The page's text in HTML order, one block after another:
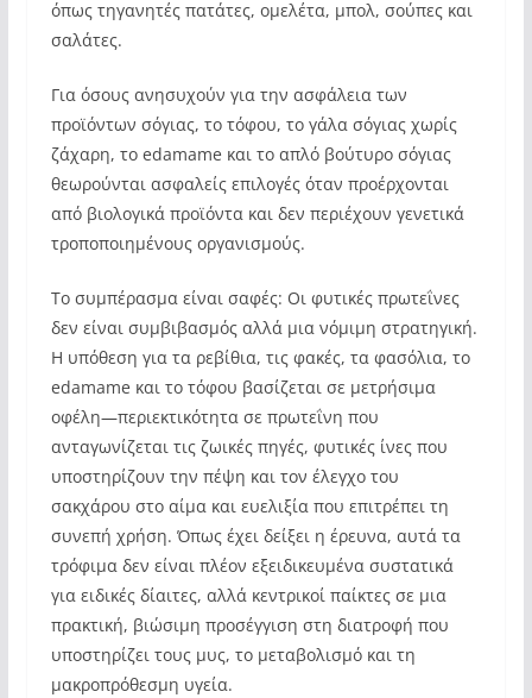
όπως τηγανητές πατάτες, ομελέτα, μπολ, σούπες και
σαλάτες.
Για όσους ανησυχούν για την ασφάλεια των
προϊόντων σόγιας, το τόφου, το γάλα σόγιας χωρίς
ζάχαρη, το edamame και το απλό βούτυρο σόγιας
θεωρούνται ασφαλείς επιλογές όταν προέρχονται
από βιολογικά προϊόντα και δεν περιέχουν γενετικά
τροποποιημένους οργανισμούς.
Το συμπέρασμα είναι σαφές: Οι φυτικές πρωτεΐνες
δεν είναι συμβιβασμός αλλά μια νόμιμη στρατηγική.
Η υπόθεση για τα ρεβίθια, τις φακές, τα φασόλια, το
edamame και το τόφου βασίζεται σε μετρήσιμα
οφέλη—περιεκτικότητα σε πρωτεΐνη που
ανταγωνίζεται τις ζωικές πηγές, φυτικές ίνες που
υποστηρίζουν την πέψη και τον έλεγχο του
σακχάρου στο αίμα και ευελιξία που επιτρέπει τη
συνεπή χρήση. Όπως έχει δείξει η έρευνα, αυτά τα
τρόφιμα δεν είναι πλέον εξειδικευμένα συστατικά
για ειδικές δίαιτες, αλλά κεντρικοί παίκτες σε μια
πρακτική, βιώσιμη προσέγγιση στη διατροφή που
υποστηρίζει τους μυς, το μεταβολισμό και τη
μακροπρόθεσμη υγεία.